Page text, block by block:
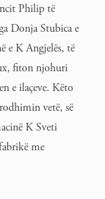
Philip të
Donja Stubica e
e K Angjelës, të
fiton njohuri
e ilaçeve. Këto
vetë, së
K Sveti
me